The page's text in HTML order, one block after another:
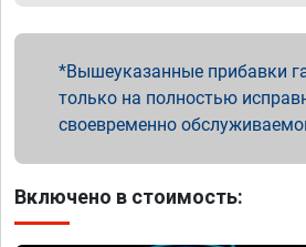
Вышеуказанные прибавки
только на полностью
своевременно
Включено в стоимость: